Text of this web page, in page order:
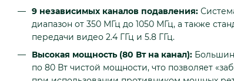
9 независимых каналов подавления:
диапазон от 350 МГц до 1050 МГц, а также
передачи видео 2.4 ГГц и 5.8 ГГц.
Высокая мощность (80 Вт на канал):
по 80 Вт чистой мощности, что позволяет